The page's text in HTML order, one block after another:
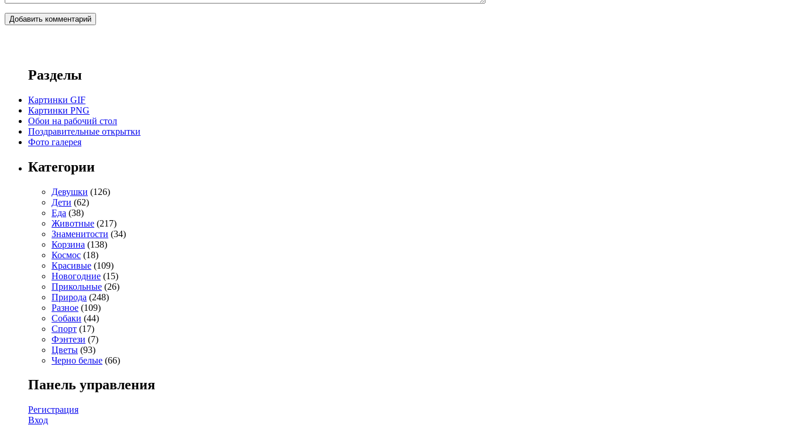
Разделы
Картинки GIF
Картинки PNG
Обои на рабочий стол
Поздравительные открытки
Фото галерея
Категории
Девушки (126)
Дети (62)
Еда (38)
Животные (217)
Знаменитости (34)
Корзина (138)
Космос (18)
Красивые (109)
Новогодние (15)
Прикольные (26)
Природа (248)
Разное (109)
Собаки (44)
Спорт (17)
Фэнтези (7)
Цветы (93)
Черно белые (66)
Панель управления
Регистрация
Вход